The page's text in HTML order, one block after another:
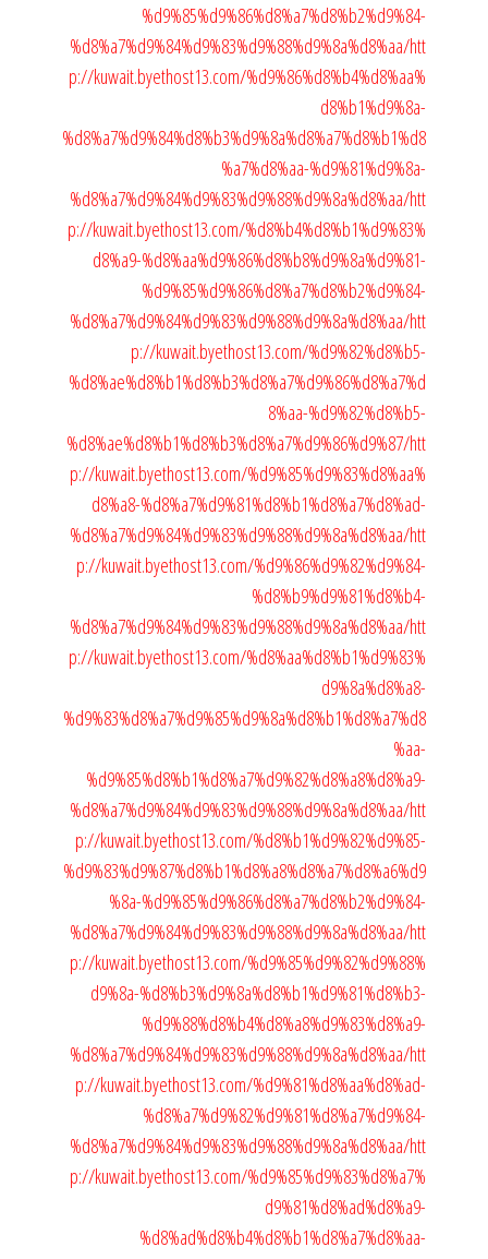
%d9%85%d9%86%d8%a7%d8%b2%d9%84-
%d8%a7%d9%84%d9%83%d9%88%d9%8a%d8%aa/htt
p://kuwait.byethost13.com/%d9%86%d8%b4%d8%aa%
d8%b1%d9%8a-
%d8%a7%d9%84%d8%b3%d9%8a%d8%a7%d8%b1%d8
%a7%d8%aa-%d9%81%d9%8a-
%d8%a7%d9%84%d9%83%d9%88%d9%8a%d8%aa/htt
p://kuwait.byethost13.com/%d8%b4%d8%b1%d9%83%
d8%a9-%d8%aa%d9%86%d8%b8%d9%8a%d9%81-
%d9%85%d9%86%d8%a7%d8%b2%d9%84-
%d8%a7%d9%84%d9%83%d9%88%d9%8a%d8%aa/htt
p://kuwait.byethost13.com/%d9%82%d8%b5-
%d8%ae%d8%b1%d8%b3%d8%a7%d9%86%d8%a7%d
8%aa-%d9%82%d8%b5-
%d8%ae%d8%b1%d8%b3%d8%a7%d9%86%d9%87/htt
p://kuwait.byethost13.com/%d9%85%d9%83%d8%aa%
d8%a8-%d8%a7%d9%81%d8%b1%d8%a7%d8%ad-
%d8%a7%d9%84%d9%83%d9%88%d9%8a%d8%aa/htt
p://kuwait.byethost13.com/%d9%86%d9%82%d9%84-
%d8%b9%d9%81%d8%b4-
%d8%a7%d9%84%d9%83%d9%88%d9%8a%d8%aa/htt
p://kuwait.byethost13.com/%d8%aa%d8%b1%d9%83%
d9%8a%d8%a8-
%d9%83%d8%a7%d9%85%d9%8a%d8%b1%d8%a7%d8
%aa-
%d9%85%d8%b1%d8%a7%d9%82%d8%a8%d8%a9-
%d8%a7%d9%84%d9%83%d9%88%d9%8a%d8%aa/htt
p://kuwait.byethost13.com/%d8%b1%d9%82%d9%85-
%d9%83%d9%87%d8%b1%d8%a8%d8%a7%d8%a6%d9
%8a-%d9%85%d9%86%d8%a7%d8%b2%d9%84-
%d8%a7%d9%84%d9%83%d9%88%d9%8a%d8%aa/htt
p://kuwait.byethost13.com/%d9%85%d9%82%d9%88%
d9%8a-%d8%b3%d9%8a%d8%b1%d9%81%d8%b3-
%d9%88%d8%b4%d8%a8%d9%83%d8%a9-
%d8%a7%d9%84%d9%83%d9%88%d9%8a%d8%aa/htt
p://kuwait.byethost13.com/%d9%81%d8%aa%d8%ad-
%d8%a7%d9%82%d9%81%d8%a7%d9%84-
%d8%a7%d9%84%d9%83%d9%88%d9%8a%d8%aa/htt
p://kuwait.byethost13.com/%d9%85%d9%83%d8%a7%
d9%81%d8%ad%d8%a9-
%d8%ad%d8%b4%d8%b1%d8%a7%d8%aa-